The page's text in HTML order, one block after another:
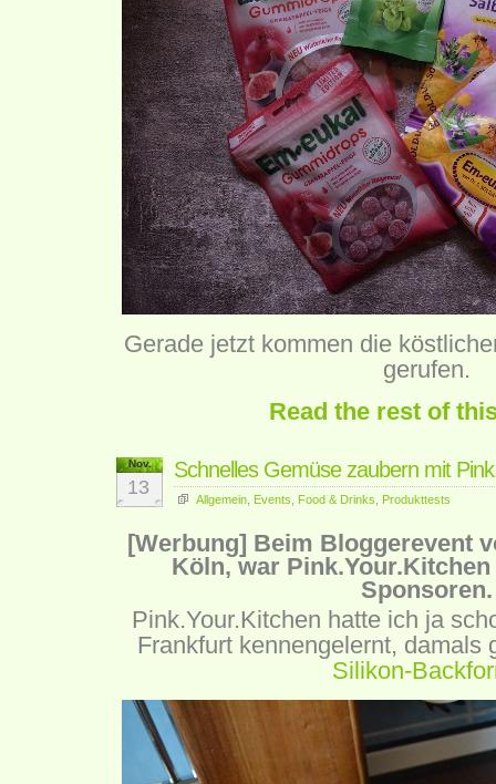
Gerade jetzt kommen die
gerufen.
Read the rest of
Nov.
13
Schnelles Gemüse zaubern mit
Allgemein Events Food & Drinks Produkttests
[Werbung] Beim Bloggerevent
Köln, war
Sponsoren.
Pink.Your.Kitchen hatte ich ja
Frankfurt kennengelernt, damals
Silikon-